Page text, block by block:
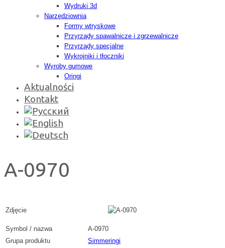
Wydruki 3d
Narzędziownia
Formy wtryskowe
Przyrządy spawalnicze i zgrzewalnicze
Przyrządy specjalne
Wykrojniki i tłoczniki
Wyroby gumowe
Oringi
Aktualności
Kontakt
A-0970
Zdjęcie
Symbol / nazwa
A-0970
Grupa produktu
Simmeringi